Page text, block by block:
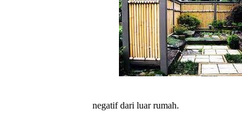
negatif dari luar rumah.